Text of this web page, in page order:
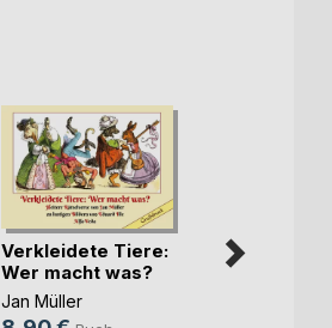
Verkleidete Tiere:
Wer macht was?
Jan Müller